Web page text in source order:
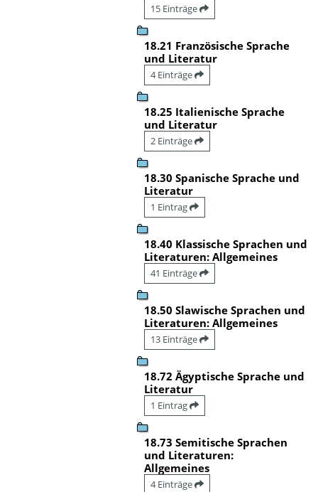
15 Einträge
18.21 Französische Sprache
und Literatur
4 Einträge
18.25 Italienische Sprache
und Literatur
2 Einträge
18.30 Spanische Sprache und
Literatur
1 Eintrag
18.40 Klassische Sprachen und
Literaturen: Allgemeines
41 Einträge
18.50 Slawische Sprachen und
Literaturen: Allgemeines
13 Einträge
18.72 Ägyptische Sprache und
Literatur
1 Eintrag
18.73 Semitische Sprachen
und Literaturen:
Allgemeines
4 Einträge